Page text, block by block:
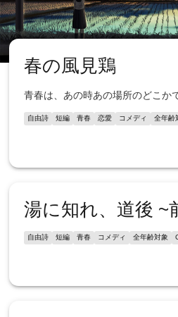
春の風見鶏
青春は、あの時あの場所のどこか
自由詩 短編 青春 恋愛 コメディ 全年齢
湯に知れ、道後 ~
自由詩 短編 青春 コメディ 全年齢対象